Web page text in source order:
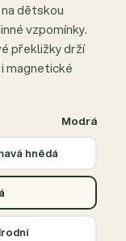
dětskou
vzpomínky.
překližky drží
magnetické
Modrá
hnědá